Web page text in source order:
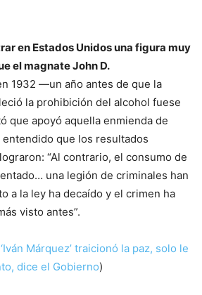
en Estados Unidos una figura muy
el magnate John D.
1932 —un año antes de que la
la prohibición del alcohol fuese
que apoyó aquella enmienda de
entendido que los resultados
“Al contrario, el consumo de
una legión de criminales han
a la ley ha decaído y el crimen ha
visto antes”.
‘Iván Márquez’ traicionó la paz, solo le
dice el Gobierno)